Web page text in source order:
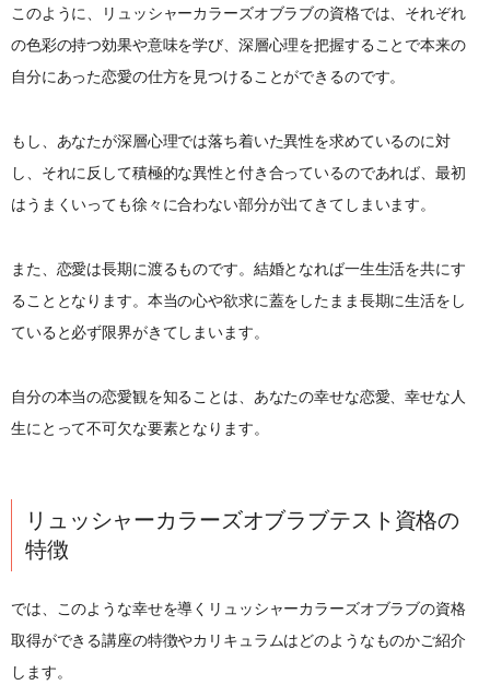
このように、リュッシャーカラーズオブラブの資格では、それぞれ
の色彩の持つ効果や意味を学び、深層心理を把握することで本来の
自分にあった恋愛の仕方を見つけることができるのです。
もし、あなたが深層心理では落ち着いた異性を求めているのに対
し、それに反して積極的な異性と付き合っているのであれば、最初
はうまくいっても徐々に合わない部分が出てきてしまいます。
また、恋愛は長期に渡るものです。結婚となれば一生生活を共にす
ることとなります。本当の心や欲求に蓋をしたまま長期に生活をし
ていると必ず限界がきてしまいます。
自分の本当の恋愛観を知ることは、あなたの幸せな恋愛、幸せな人
生にとって不可欠な要素となります。
リュッシャーカラーズオブラブテスト資格の
特徴
では、このような幸せを導くリュッシャーカラーズオブラブの資格
取得ができる講座の特徴やカリキュラムはどのようなものかご紹介
します。